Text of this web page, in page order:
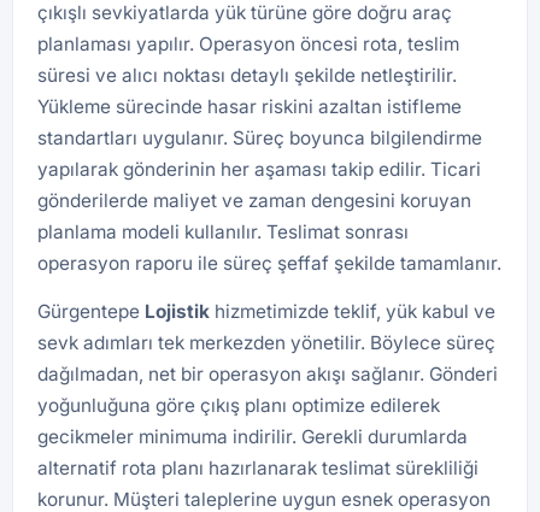
çıkışlı sevkiyatlarda yük türüne göre doğru araç
planlaması yapılır. Operasyon öncesi rota, teslim
süresi ve alıcı noktası detaylı şekilde netleştirilir.
Yükleme sürecinde hasar riskini azaltan istifleme
standartları uygulanır. Süreç boyunca bilgilendirme
yapılarak gönderinin her aşaması takip edilir. Ticari
gönderilerde maliyet ve zaman dengesini koruyan
planlama modeli kullanılır. Teslimat sonrası
operasyon raporu ile süreç şeffaf şekilde tamamlanır.
Gürgentepe Lojistik hizmetimizde teklif, yük kabul ve
sevk adımları tek merkezden yönetilir. Böylece süreç
dağılmadan, net bir operasyon akışı sağlanır. Gönderi
yoğunluğuna göre çıkış planı optimize edilerek
gecikmeler minimuma indirilir. Gerekli durumlarda
alternatif rota planı hazırlanarak teslimat sürekliliği
korunur. Müşteri taleplerine uygun esnek operasyon